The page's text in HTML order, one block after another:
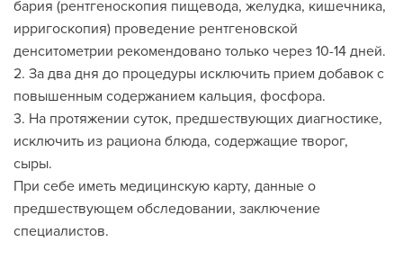
бария (рентгеноскопия пищевода, желудка, кишечника,
ирригоскопия) проведение рентгеновской
денситометрии рекомендовано только через 10-14 дней.
2. За два дня до процедуры исключить прием добавок с
повышенным содержанием кальция, фосфора.
3. На протяжении суток, предшествующих диагностике,
исключить из рациона блюда, содержащие творог,
сыры.
При себе иметь медицинскую карту, данные о
предшествующем обследовании, заключение
специалистов.